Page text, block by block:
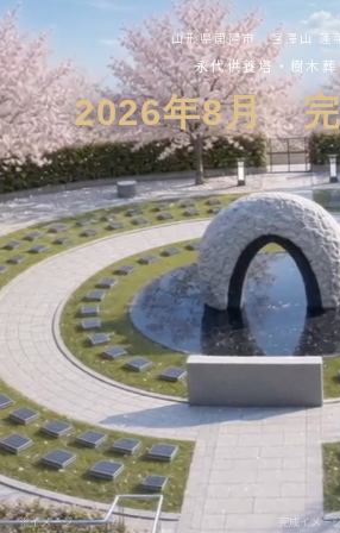
山形県南陽市 宮澤山 蓬
永代供養塔・樹木葬
2026年8月
完成イメー
※イメージ